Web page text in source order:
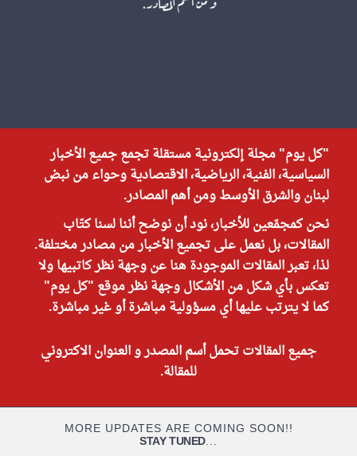
"كل يوم" مجلة إلكترونية مستقلة تجمع جميع الأخبار
السياسية، الفنية، الرياضية، الاقتصادية وحواء من نبض
لبنان والشرق الأوسط ومن أهم المصادر.
نحن كمجمّعين للأخبار، نود أن نوضح أننا لسنا كتّاب
المقالات، بل نعمل على تجميع الأخبار من مصادر مختلفة.
لذا، تعبر المقالات الموجودة هنا عن وجهة نظر كاتبيها ولا
تعكس بأي شكل من الأشكال وجهة نظر موقع "كل يوم"
كما لا يترتب عليها أي مسؤولية مباشرة أو غير مباشرة.
جميع المقالات تحمل أسم المصدر و العنوان الاكتروني
للمقالة.
MORE UPDATES ARE COMING SOON!!
STAY TUNED...